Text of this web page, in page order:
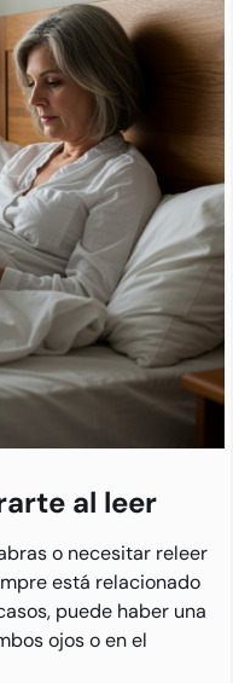
al leer
o necesitar releer
está relacionado
puede haber una
ojos o en el